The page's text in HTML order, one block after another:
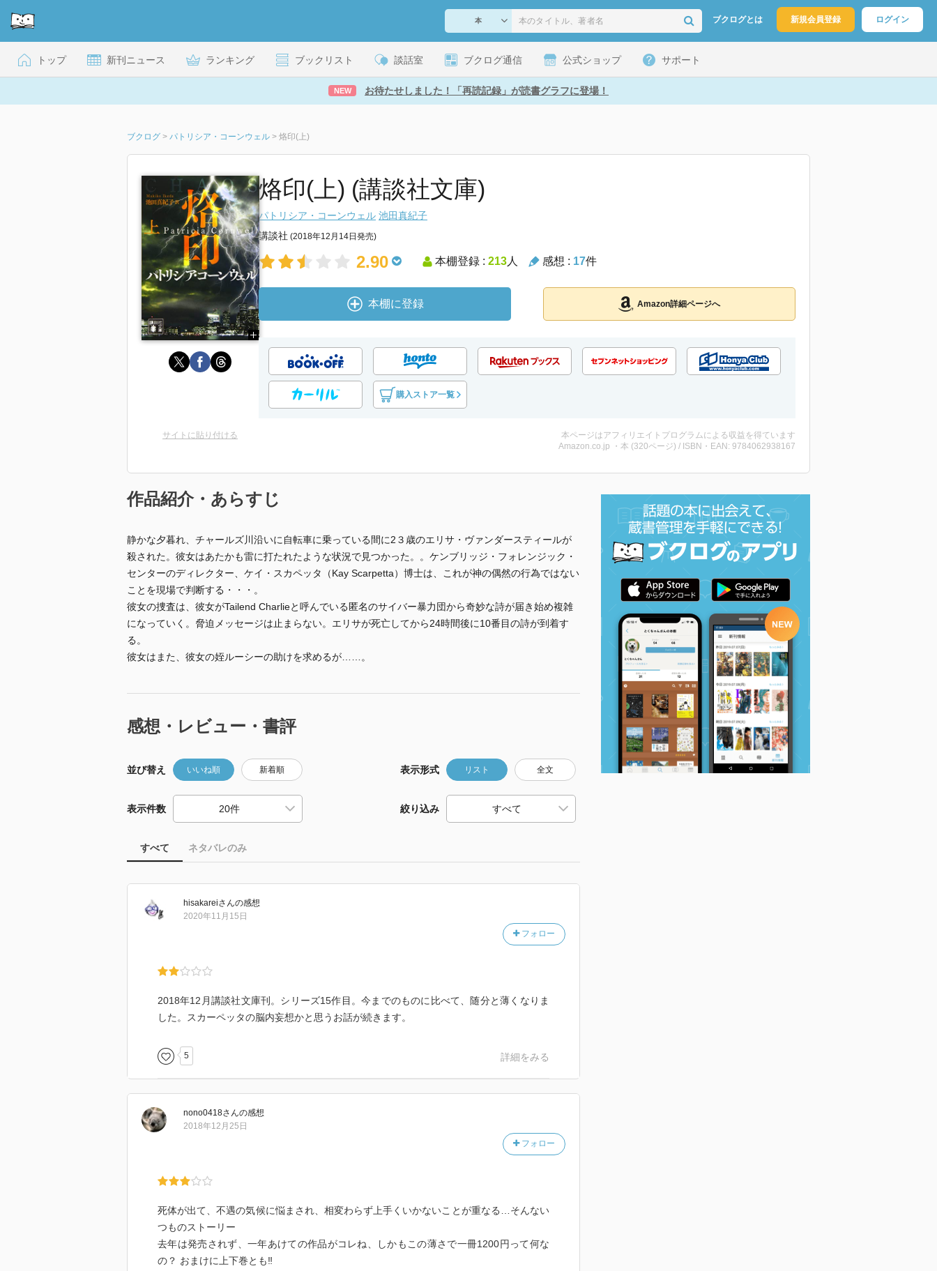
ブクログとは 新規会員登録 ログイン
トップ 新刊ニュース ランキング ブックリスト 談話室 ブクログ通信 公式ショップ サポート
NEW お待たせしました！「再読記録」が読書グラフに登場！
ブクログ > パトリシア・コーンウェル > 烙印(上)
烙印(上) (講談社文庫)
パトリシア・コーンウェル 池田真紀子
講談社 (2018年12月14日発売)
2.90 本棚登録 : 213人 感想 : 17件
本棚に登録 Amazon詳細ページへ
購入ストア一覧
サイトに貼り付ける
本ページはアフィリエイトプログラムによる収益を得ています
Amazon.co.jp ・本 (320ページ) / ISBN・EAN: 9784062938167
作品紹介・あらすじ
静かな夕暮れ、チャールズ川沿いに自転車に乗っている間に2３歳のエリサ・ヴァンダースティールが
殺された。彼女はあたかも雷に打たれたような状況で見つかった。。ケンブリッジ・フォレンジック・
センターのディレクター、ケイ・スカペッタ（Kay Scarpetta）博士は、これが神の偶然の行為ではない
ことを現場で判断する・・・。
彼女の捜査は、彼女がTailend Charlieと呼んでいる匿名のサイバー暴力団から奇妙な詩が届き始め複雑
になっていく。脅迫メッセージは止まらない。エリサが死亡してから24時間後に10番目の詩が到着す
る。
彼女はまた、彼女の姪ルーシーの助けを求めるが……。
感想・レビュー・書評
並び替え いいね順 新着順 表示形式 リスト 全文
表示件数 絞り込み
すべて ネタバレのみ
hisakareiさんの感想
フォロー
2020年11月15日
2018年12月講談社文庫刊。シリーズ15作目。今までのものに比べて、随分と薄くなりま
した。スカーペッタの脳内妄想かと思うお話が続きます。
5 詳細をみる
nono0418さんの感想
フォロー
2018年12月25日
死体が出て、不遇の気候に悩まされ、相変わらず上手くいかないことが重なる…そんない
つものストーリー
去年は発売されず、一年あけての作品がコレね、しかもこの薄さで一冊1200円って何な
の？ おまけに上下巻とも‼️